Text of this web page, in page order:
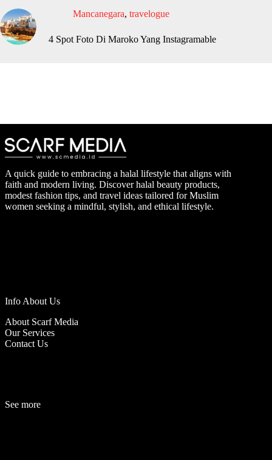
Mancanegara, travelogue
4 Spot Foto Di Maroko Yang Instagramable
A quick guide to embracing a halal lifestyle that aligns with
faith and modern living. Discover halal beauty products,
modest fashion tips, and travel ideas tailored for Muslim
women seeking a mindful, stylish, and ethical lifestyle.
Info About Us
About Scarf Media
Our Services
Contact Us
See more